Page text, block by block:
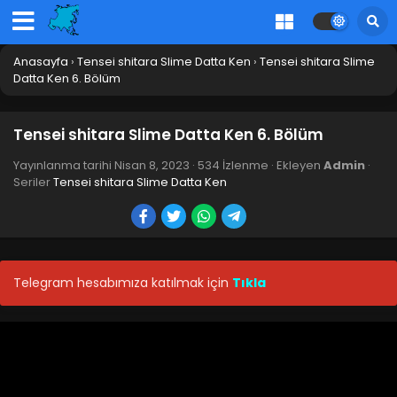
Anasayfa › Tensei shitara Slime Datta Ken › Tensei shitara Slime
Datta Ken 6. Bölüm
Tensei shitara Slime Datta Ken 6. Bölüm
Yayınlanma tarihi Nisan 8, 2023 · 534 İzlenme · Ekleyen Admin ·
SerilerTensei shitara Slime Datta Ken
Telegram hesabımıza katılmak için Tıkla
Tensei shitara Slime Datta Ken 19. Bölüm
Blm 18 - Nisan 8, 2023
Tensei shitara Slime Datta Ken 17. Bölüm
Blm 17 - Nisan 8, 2023
Tensei shitara Slime Datta Ken 16. Bölüm
Blm 16 - Nisan 8, 2023